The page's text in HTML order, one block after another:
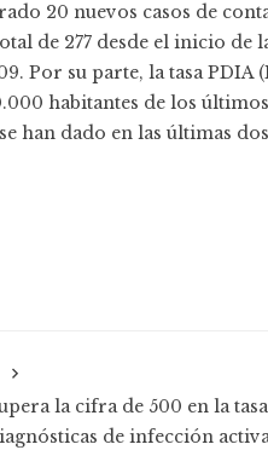
20 nuevos casos de
de 277 desde el inicio de
Por su parte, la tasa PDIA
habitantes de los
han dado en las últimas
la cifra de 500 en la
de infección